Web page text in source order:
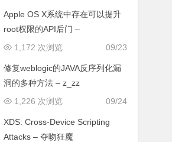
Apple OS X系统中存在可以提升
root权限的API后门 –
09/23
1,172 次浏览
修复weblogic的JAVA反序列化漏
洞的多种方法 – z_zz
09/24
1,226 次浏览
XDS: Cross-Device Scripting
Attacks – 夺吻狂魔